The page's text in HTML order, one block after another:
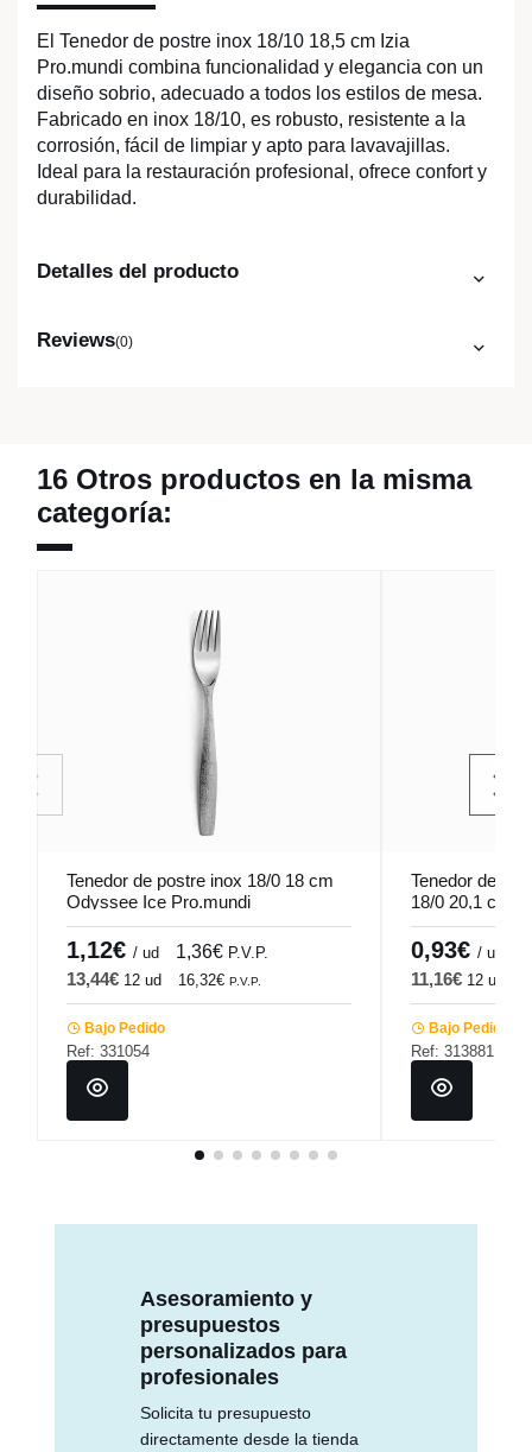
El Tenedor de postre inox 18/10 18,5 cm Izia
Pro.mundi combina funcionalidad y elegancia con un
diseño sobrio, adecuado a todos los estilos de mesa.
Fabricado en inox 18/10, es robusto, resistente a la
corrosión, fácil de limpiar y apto para lavavajillas.
Ideal para la restauración profesional, ofrece confort y
durabilidad.
Detalles del producto
Reviews(0)
16 Otros productos en la misma
categoría:
Tenedor de postre inox 18/0 18 cm
Odyssee Ice Pro.mundi
1,12€ / ud 1,36€ P.V.P.
13,44€ 12 ud 16,32€ P.V.P.
Bajo Pedido
Ref: 331054
Tenedor de
18/0 20,1 cm
0,93€ / ud
11,16€ 12 ud
Bajo Pedido
Ref: 313881
Asesoramiento y
presupuestos
personalizados para
profesionales
Solicita tu presupuesto
directamente desde la tienda